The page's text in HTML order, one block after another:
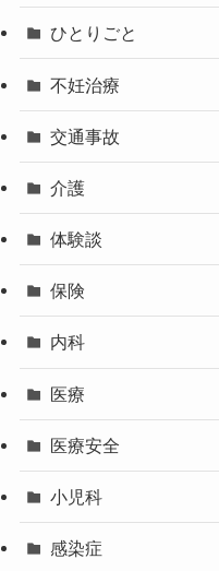
ひとりごと
不妊治療
交通事故
介護
体験談
保険
内科
医療
医療安全
小児科
感染症